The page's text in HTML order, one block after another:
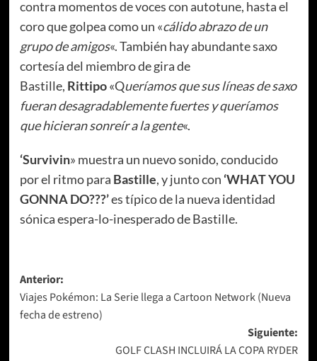
contra momentos de voces con autotune, hasta el
coro que golpea como un «cálido abrazo de un
grupo de amigos«. También hay abundante saxo
cortesía del miembro de gira de
Bastille, Rittipo«Queríamos que sus líneas de saxo
fueran desagradablemente fuertes y queríamos
que hicieran sonreír a la gente«.
‘Survivin» muestra un nuevo sonido, conducido
por el ritmo para Bastille, y junto con ‘WHAT YOU
GONNA DO???’es típico de la nueva identidad
sónica espera-lo-inesperado de Bastille.
Navegación
de
entradas
Anterior:
Viajes Pokémon: La Serie llega a Cartoon Network (Nueva
fecha de estreno)
Siguiente:
GOLF CLASH INCLUIRÁ LA COPA RYDER